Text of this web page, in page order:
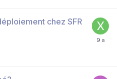
chez SFR